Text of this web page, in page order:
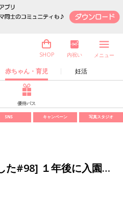
赤ちゃん・育児 妊活
SHOP 内祝い メニュー
優待パス
SNS キャンペーン 写真スタジオ
た#98] １年後に入園…